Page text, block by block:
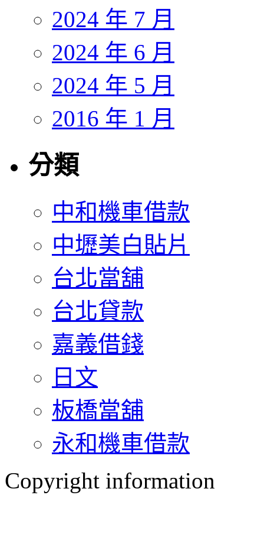
2024 年 7 月
2024 年 6 月
2024 年 5 月
2016 年 1 月
分類
中和機車借款
中壢美白貼片
台北當舖
台北貸款
嘉義借錢
日文
板橋當舖
永和機車借款
Copyright information